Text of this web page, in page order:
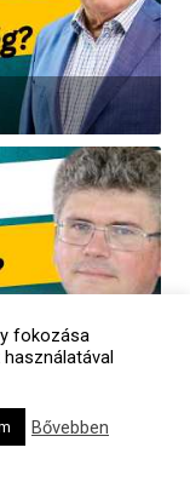
fokozása
Bővebben